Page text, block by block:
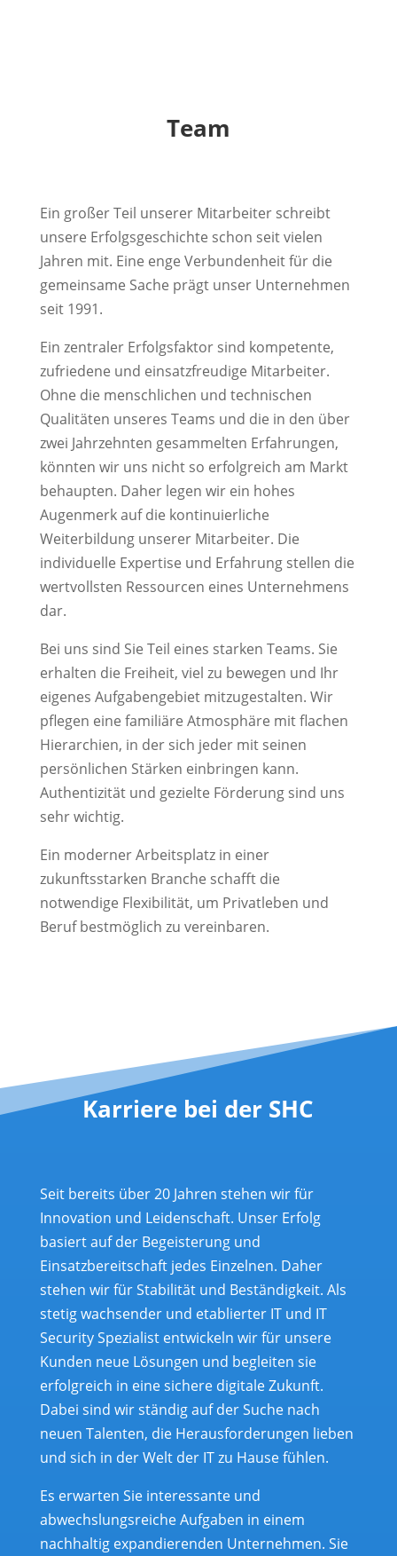
Team
Ein großer Teil unserer Mitarbeiter schreibt
unsere Erfolgsgeschichte schon seit vielen
Jahren mit. Eine enge Verbundenheit für die
gemeinsame Sache prägt unser Unternehmen
seit 1991.
Ein zentraler Erfolgsfaktor sind kompetente,
zufriedene und einsatzfreudige Mitarbeiter.
Ohne die menschlichen und technischen
Qualitäten unseres Teams und die in den über
zwei Jahrzehnten gesammelten Erfahrungen,
könnten wir uns nicht so erfolgreich am Markt
behaupten. Daher legen wir ein hohes
Augenmerk auf die kontinuierliche
Weiterbildung unserer Mitarbeiter. Die
individuelle Expertise und Erfahrung stellen die
wertvollsten Ressourcen eines Unternehmens
dar.
Bei uns sind Sie Teil eines starken Teams. Sie
erhalten die Freiheit, viel zu bewegen und Ihr
eigenes Aufgabengebiet mitzugestalten. Wir
pflegen eine familiäre Atmosphäre mit flachen
Hierarchien, in der sich jeder mit seinen
persönlichen Stärken einbringen kann.
Authentizität und gezielte Förderung sind uns
sehr wichtig.
Ein moderner Arbeitsplatz in einer
zukunftsstarken Branche schafft die
notwendige Flexibilität, um Privatleben und
Beruf bestmöglich zu vereinbaren.
Karriere bei der SHC
Seit bereits über 20 Jahren stehen wir für
Innovation und Leidenschaft. Unser Erfolg
basiert auf der Begeisterung und
Einsatzbereitschaft jedes Einzelnen. Daher
stehen wir für Stabilität und Beständigkeit. Als
stetig wachsender und etablierter IT und IT
Security Spezialist entwickeln wir für unsere
Kunden neue Lösungen und begleiten sie
erfolgreich in eine sichere digitale Zukunft.
Dabei sind wir ständig auf der Suche nach
neuen Talenten, die Herausforderungen lieben
und sich in der Welt der IT zu Hause fühlen.
Es erwarten Sie interessante und
abwechslungsreiche Aufgaben in einem
nachhaltig expandierenden Unternehmen. Sie